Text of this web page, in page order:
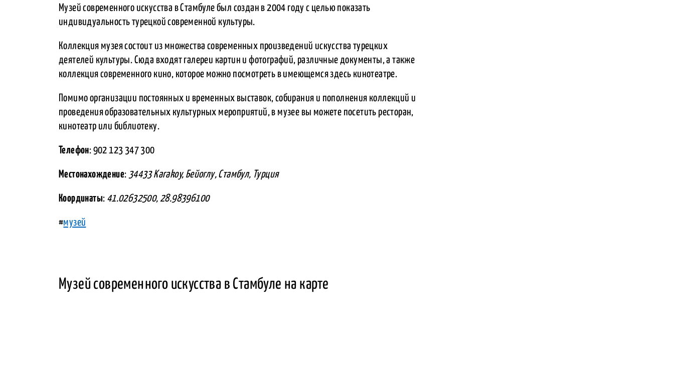
Музей современного искусства в Стамбуле был создан в 2004 году с целью показать
индивидуальность турецкой современной культуры.
Коллекция музея состоит из множества современных произведений искусства турецких
деятелей культуры. Сюда входят галереи картин и фотографий, различные документы, а также
коллекция современного кино, которое можно посмотреть в имеющемся здесь кинотеатре.
Помимо организации постоянных и временных выставок, собирания и пополнения коллекций и
проведения образовательных культурных мероприятий, в музее вы можете посетить ресторан,
кинотеатр или библиотеку.
Телефон: 902 123 347 300
Местонахождение: 34433 Karakoy, Бейоглу, Стамбул, Турция
Координаты: 41.02632500, 28.98396100
#музей
Музей современного искусства в Стамбуле на карте